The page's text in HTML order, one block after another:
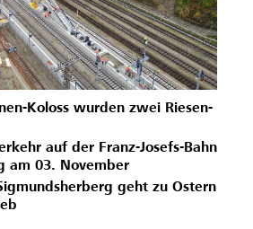
Koloss wurden zwei Riesen-
auf der Franz-Josefs-Bahn
am 03. November
geht zu Ostern